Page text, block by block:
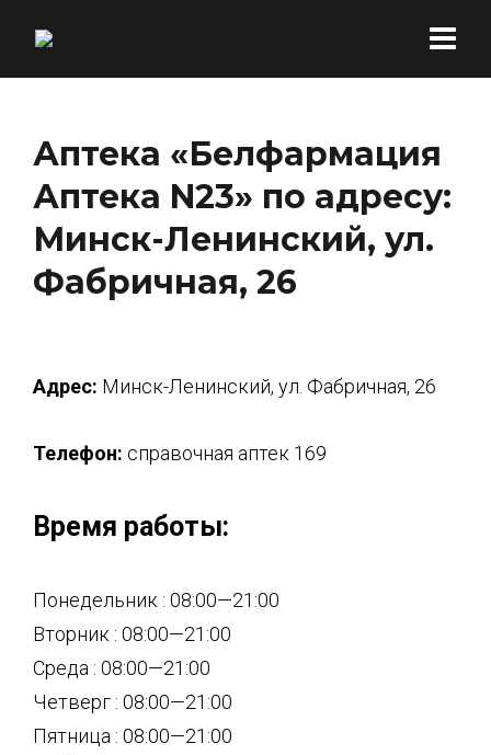
Аптека «Белфармация
Аптека N23» по адресу:
Минск-Ленинский, ул.
Фабричная, 26
Адрес: Минск-Ленинский, ул. Фабричная, 26
Телефон: справочная аптек 169
Время работы:
Понедельник : 08:00—21:00
Вторник : 08:00—21:00
Среда : 08:00—21:00
Четверг : 08:00—21:00
Пятница : 08:00—21:00